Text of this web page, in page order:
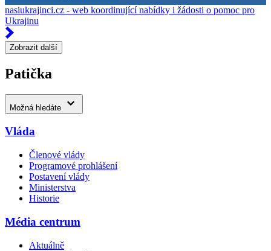
nasiukrajinci.cz - web koordinující nabídky i žádosti o pomoc pro
Ukrajinu
Zobrazit další
Patička
Možná hledáte
Vláda
Členové vlády
Programové prohlášení
Postavení vlády
Ministerstva
Historie
Média centrum
Aktuálně